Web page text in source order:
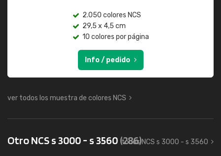
2.050 colores NCS
29,5 x 4,5 cm
10 colores por página
Info / pedido
ver todos los muestra de colores NCS
Otro NCS s 3000 - s 3560(286)
todos NCS s 3000 - s 3560